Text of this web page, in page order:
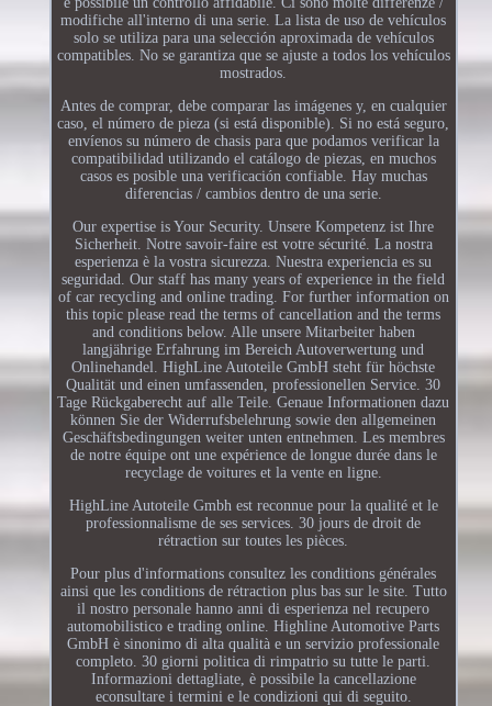
modifiche all'interno di una serie. La lista de uso de vehículos
solo se utiliza para una selección aproximada de vehículos
compatibles. No se garantiza que se ajuste a todos los vehículos
mostrados.
Antes de comprar, debe comparar las imágenes y, en cualquier
caso, el número de pieza (si está disponible). Si no está seguro,
envíenos su número de chasis para que podamos verificar la
compatibilidad utilizando el catálogo de piezas, en muchos
casos es posible una verificación confiable. Hay muchas
diferencias / cambios dentro de una serie.
Our expertise is Your Security. Unsere Kompetenz ist Ihre
Sicherheit. Notre savoir-faire est votre sécurité. La nostra
esperienza è la vostra sicurezza. Nuestra experiencia es su
seguridad. Our staff has many years of experience in the field
of car recycling and online trading. For further information on
this topic please read the terms of cancellation and the terms
and conditions below. Alle unsere Mitarbeiter haben
langjährige Erfahrung im Bereich Autoverwertung und
Onlinehandel. HighLine Autoteile GmbH steht für höchste
Qualität und einen umfassenden, professionellen Service. 30
Tage Rückgaberecht auf alle Teile. Genaue Informationen dazu
können Sie der Widerrufsbelehrung sowie den allgemeinen
Geschäftsbedingungen weiter unten entnehmen. Les membres
de notre équipe ont une expérience de longue durée dans le
recyclage de voitures et la vente en ligne.
HighLine Autoteile Gmbh est reconnue pour la qualité et le
professionnalisme de ses services. 30 jours de droit de
rétraction sur toutes les pièces.
Pour plus d'informations consultez les conditions générales
ainsi que les conditions de rétraction plus bas sur le site. Tutto
il nostro personale hanno anni di esperienza nel recupero
automobilistico e trading online. Highline Automotive Parts
GmbH è sinonimo di alta qualità e un servizio professionale
completo. 30 giorni politica di rimpatrio su tutte le parti.
Informazioni dettagliate, è possibile la cancellazione
econsultare i termini e le condizioni qui di seguito.